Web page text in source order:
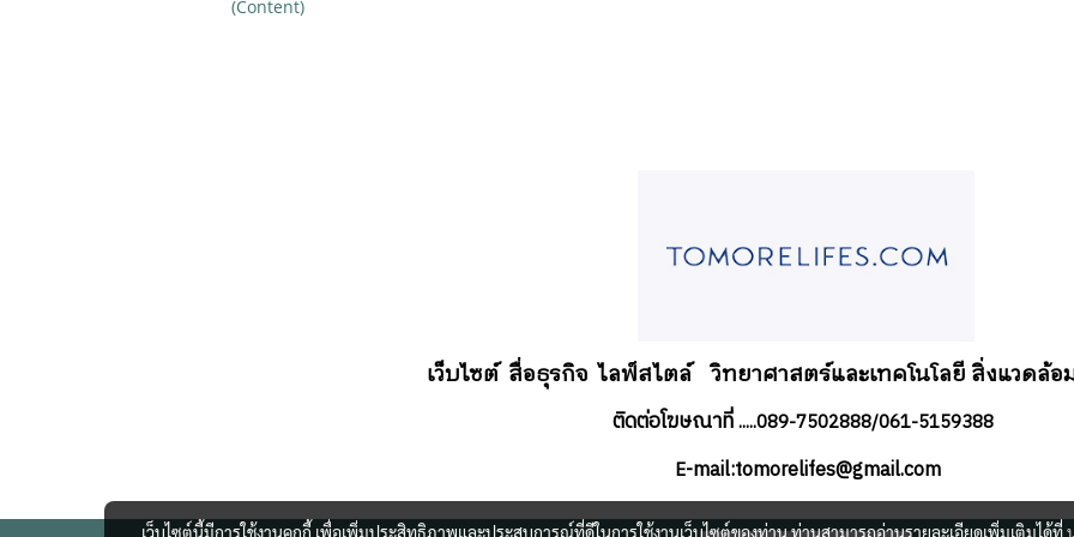
(Content)
เว็บไซต์ สื่อธุรกิจไลฟ์สไตล์ วิทยาศาสตร์และเทคโนโลยี สิ่งแวดล้
ติดต่อโฆษณาที่.....089-7502888/061-5159388
E-mail:tomorelifes@gmail.com
เว็บไซต์นี้มีการใช้งานคุกกี้ เพื่อเพิ่มประสิทธิภาพและประสบการณ์ที่ดีในการใช้งานเว็บไซต์ของท่าน ท่านสามารถอ่านรายละเอียดเพิ่มเติมได้ที่